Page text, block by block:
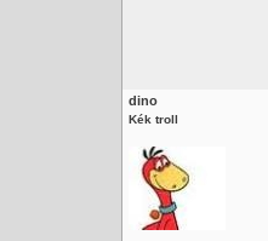
dino
Kék troll